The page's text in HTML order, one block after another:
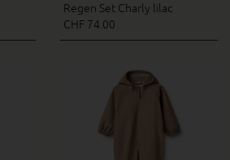
Regen Set Charly lilac
CHF 74.00